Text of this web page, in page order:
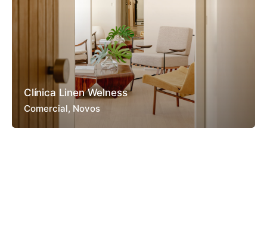
Clínica Linen Welness
Comercial Novos